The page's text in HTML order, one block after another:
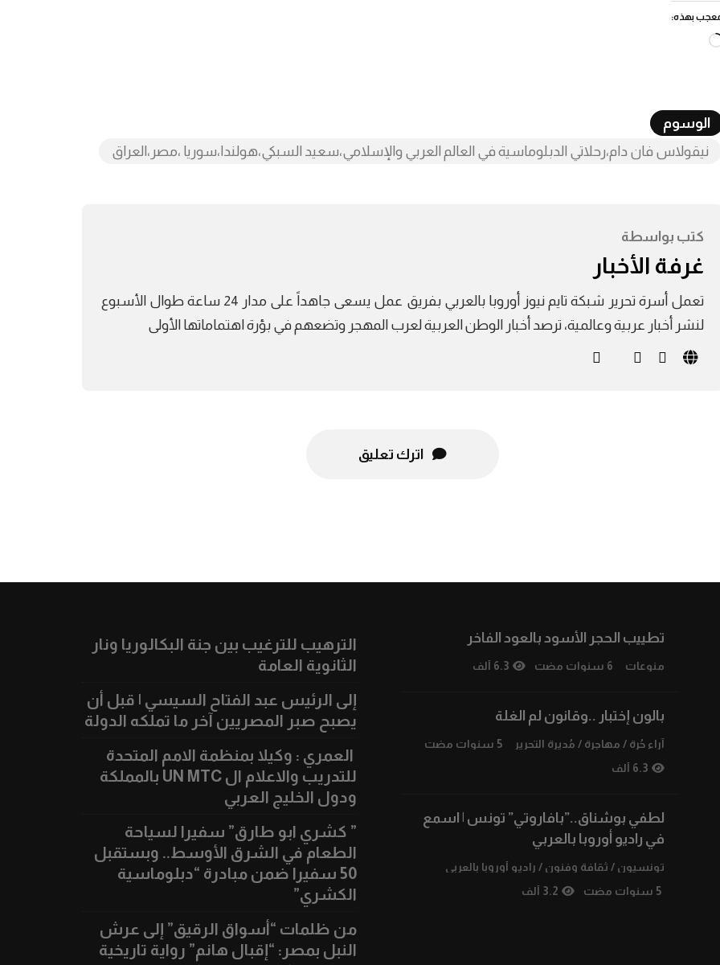
بهذه:
جاري
الوسوم
نيقولاس فان دام،رحلاتي الدبلوماسية في العالم العربي والإسلامي،سعيد السبكي،هولندا،سوريا ،مصر،العراق
كتب بواسطة
غرفة الأخبار
تعمل أسرة تحرير شبكة تايم نيوز أوروبا بالعربي بفريق عمل يسعى جاهداً على مدار 24 ساعة طوال الأسبوع
لنشر أخبار عربية وعالمية، ترصد أخبار الوطن العربية لعرب المهجر وتضعهم في بؤرة اهتماماتها الأولى
اترك تعليق
تطييب الحجر الأسود بالعود الفاخر
منوعات 6 سنوات مضت 6.3 ألف
بالون إختبار ..وقانون لم الغلة
آراء حُرة / مهاجرة / مُديرة التحرير
5 سنوات مضت
6.3 ألف
لطفي بوشناق..”بافاروتي” تونس | اسمع
في راديو أوروبا بالعربي
تونسيون/ثقافة وفنون/راديو أوروبا بالعربي
5 سنوات مضت
3.2 ألف
الترهيب للترغيب بين جنة البكالوريا ونار
الثانوية العامة
إلى الرئيس عبد الفتاح السيسي | قبل أن
يصبح صبر المصريين آخر ما تملكه الدولة
العمري : وكيلا بمنظمة الامم المتحدة
للتدريب والاعلام ال UN MTC بالمملكة
ودول الخليج العربي
” كشري ابو طارق” سفيرا لسياحة
الطعام في الشرق الأوسط.. وبستقبل
50 سفيرا ضمن مبادرة “دبلوماسية
الكشري”
من ظلمات “أسواق الرقيق” إلى عرش
النبل بمصر: “إقبال هانم” رواية تاريخية